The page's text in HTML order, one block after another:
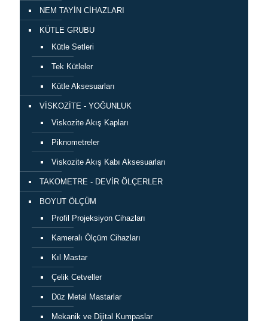
NEM TAYİN CİHAZLARI
KÜTLE GRUBU
Kütle Setleri
Tek Kütleler
Kütle Aksesuarları
VİSKOZİTE - YOĞUNLUK
Viskozite Akış Kapları
Piknometreler
Viskozite Akış Kabı Aksesuarları
TAKOMETRE - DEVİR ÖLÇERLER
BOYUT ÖLÇÜM
Profil Projeksiyon Cihazları
Kameralı Ölçüm Cihazları
Kıl Mastar
Çelik Cetveller
Düz Metal Mastarlar
Mekanik ve Dijital Kumpaslar